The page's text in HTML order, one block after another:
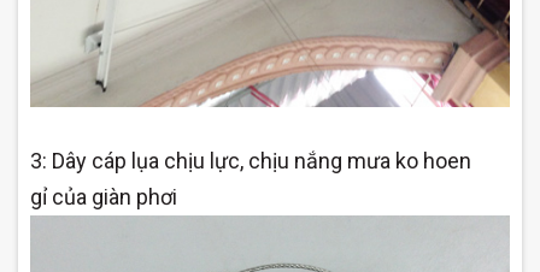
3: Dây cáp lụa chịu lực, chịu nắng mưa ko hoen
gỉ của giàn phơi